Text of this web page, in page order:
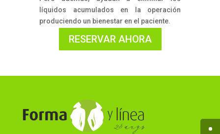
líquidos acumulados en la operación
produciendo un bienestar en el paciente.
RESERVAR AHORA